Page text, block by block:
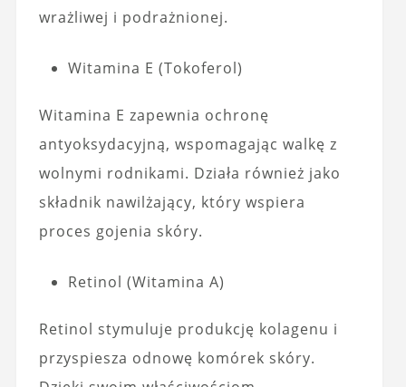
wrażliwej i podrażnionej.
Witamina E (Tokoferol)
Witamina E zapewnia ochronę
antyoksydacyjną, wspomagając walkę z
wolnymi rodnikami. Działa również jako
składnik nawilżający, który wspiera
proces gojenia skóry.
Retinol (Witamina A)
Retinol stymuluje produkcję kolagenu i
przyspiesza odnowę komórek skóry.